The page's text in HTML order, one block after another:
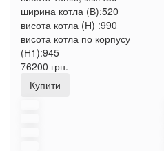
ширина котла (В):520
висота котла (Н) :990
висота котла по корпусу
(Н1):945
76200 грн.
Купити